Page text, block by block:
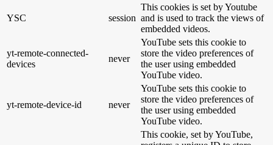
YSC session
This cookies is set by Youtube
and is used to track the views of
embedded videos.
yt-remote-connected-
devices
never
YouTube sets this cookie to
store the video preferences of
the user using embedded
YouTube video.
yt-remote-device-id never
YouTube sets this cookie to
store the video preferences of
the user using embedded
YouTube video.
This cookie, set by YouTube,